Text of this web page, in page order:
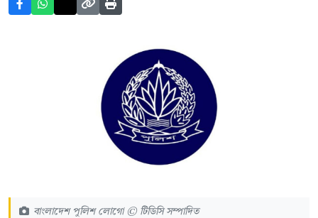
বাংলাদেশ পুলিশ লোগো © টিডিসি সম্পাদিত